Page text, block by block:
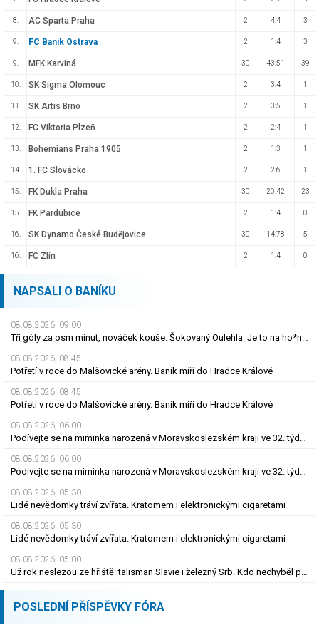
8. AC Sparta Praha 2 4:4 3
9. FC Baník Ostrava 2 1:4 3
9. MFK Karviná 30 43:51 39
10. SK Sigma Olomouc 2 3:4 1
11. SK Artis Brno 2 3:5 1
12. FC Viktoria Plzeň 2 2:4 1
13. Bohemians Praha 1905 2 1:3 1
14. 1. FC Slovácko 2 2:6 1
15. FK Dukla Praha 30 20:42 23
15. FK Pardubice 2 1:4 0
16. SK Dynamo České Budějovice 30 14:78 5
16. FC Zlín 2 1:4 0
NAPSALI O BANÍKU
08.08.2026, 09.00
Tři góly za osm minut, nováček kouše. Šokovaný Oulehla: Je to na ho*no, řešíme posily
08.08.2026, 08.45
Potřetí v roce do Malšovické arény. Baník míří do Hradce Králové
08.08.2026, 08.45
Potřetí v roce do Malšovické arény. Baník míří do Hradce Králové
08.08.2026, 06.00
Podívejte se na miminka narozená v Moravskoslezském kraji ve 32. týdnu roku 2026
08.08.2026, 06.00
Podívejte se na miminka narozená v Moravskoslezském kraji ve 32. týdnu roku 2026
08.08.2026, 05.30
Lidé nevědomky tráví zvířata. Kratomem i elektronickými cigaretami
08.08.2026, 05.30
Lidé nevědomky tráví zvířata. Kratomem i elektronickými cigaretami
08.08.2026, 05.00
Už rok neslezou ze hřiště: talisman Slavie i železný Srb. Kdo nechyběl pět let?
POSLEDNÍ PŘÍSPĚVKY FÓRA